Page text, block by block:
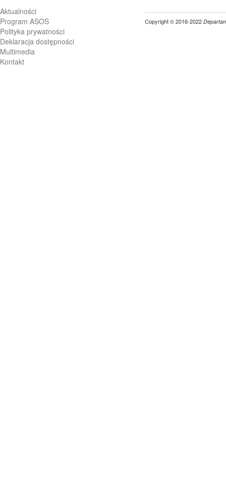
Aktualności
Program ASOS
Polityka prywatności
Deklaracja dostępności
Multimedia
Kontakt
Copyright © 2016-2022